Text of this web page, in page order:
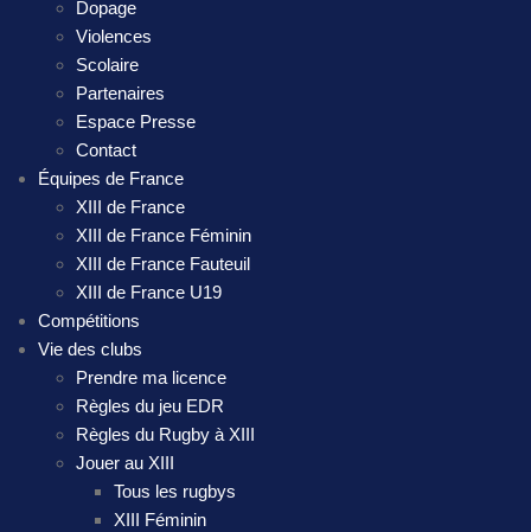
Dopage
Violences
Scolaire
Partenaires
Espace Presse
Contact
Équipes de France
XIII de France
XIII de France Féminin
XIII de France Fauteuil
XIII de France U19
Compétitions
Vie des clubs
Prendre ma licence
Règles du jeu EDR
Règles du Rugby à XIII
Jouer au XIII
Tous les rugbys
XIII Féminin